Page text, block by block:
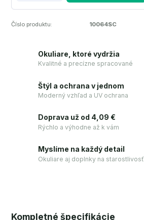
Číslo produktu: 10064SC
Okuliare, ktoré vydržia
Kvalitné a precízne spracované
Štýl a ochrana v jednom
Moderný vzhľad a UV ochrana
Doprava už od 4,09 €
Rýchlo a výhodne až k vám
Myslíme na každý detail
Okuliare aj doplnky na starostlivosť
Kompletné špecifikácie